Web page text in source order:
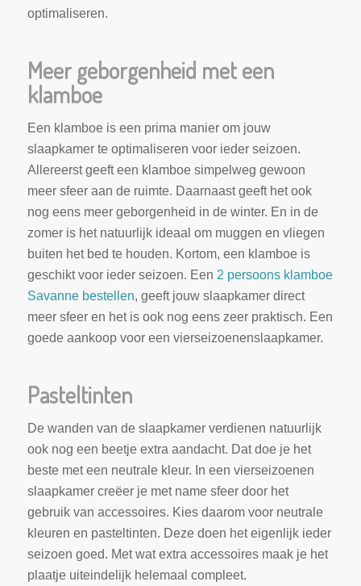
optimaliseren.
Meer geborgenheid met een
klamboe
Een klamboe is een prima manier om jouw
slaapkamer te optimaliseren voor ieder seizoen.
Allereerst geeft een klamboe simpelweg gewoon
meer sfeer aan de ruimte. Daarnaast geeft het ook
nog eens meer geborgenheid in de winter. En in de
zomer is het natuurlijk ideaal om muggen en vliegen
buiten het bed te houden. Kortom, een klamboe is
geschikt voor ieder seizoen. Een 2 persoons klamboe
Savanne bestellen, geeft jouw slaapkamer direct
meer sfeer en het is ook nog eens zeer praktisch. Een
goede aankoop voor een vierseizoenenslaapkamer.
Pasteltinten
De wanden van de slaapkamer verdienen natuurlijk
ook nog een beetje extra aandacht. Dat doe je het
beste met een neutrale kleur. In een vierseizoenen
slaapkamer creëer je met name sfeer door het
gebruik van accessoires. Kies daarom voor neutrale
kleuren en pasteltinten. Deze doen het eigenlijk ieder
seizoen goed. Met wat extra accessoires maak je het
plaatje uiteindelijk helemaal compleet.